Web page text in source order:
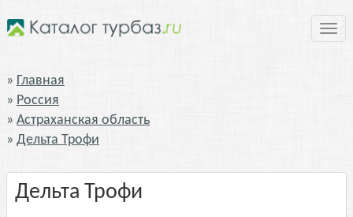
Главная
Россия
Астраханская область
Дельта Трофи
Дельта Трофи